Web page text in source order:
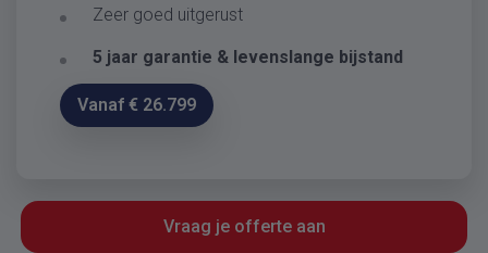
Zeer goed uitgerust
5 jaar garantie & levenslange bijstand
Vanaf € 26.799
Vraag je offerte aan